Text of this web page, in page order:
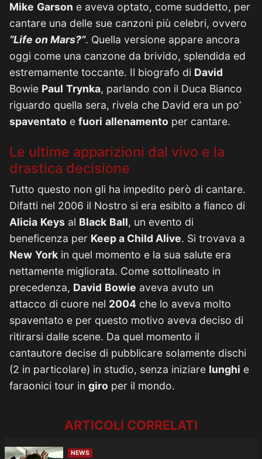
Mike Garson e aveva optato, come suddetto, per
cantare una delle sue canzoni più celebri, ovvero
“Life on Mars?”. Quella versione appare ancora
oggi come una canzone da brivido, splendida ed
estremamente toccante. Il biografo di David
Bowie Paul Trynka, parlando con il Duca Bianco
riguardo quella sera, rivela che David era un po’
spaventato e fuori allenamento per cantare.
Le ultime apparizioni dal vivo e la
drastica decisione
Tutto questo non gli ha impedito però di cantare.
Difatti nel 2006 il Nostro si era esibito a fianco di
Alicia Keys al Black Ball, un evento di
beneficenza per Keep a Child Alive. Si trovava a
New York in quel momento e la sua salute era
nettamente migliorata. Come sottolineato in
precedenza, David Bowie aveva avuto un
attacco di cuore nel 2004 che lo aveva molto
spaventato e per questo motivo aveva deciso di
ritirarsi dalle scene. Da quel momento il
cantautore decise di pubblicare solamente dischi
(2 in particolare) in studio, senza iniziare lunghi e
faraonici tour in giro per il mondo.
ARTICOLI CORRELATI
NEWS